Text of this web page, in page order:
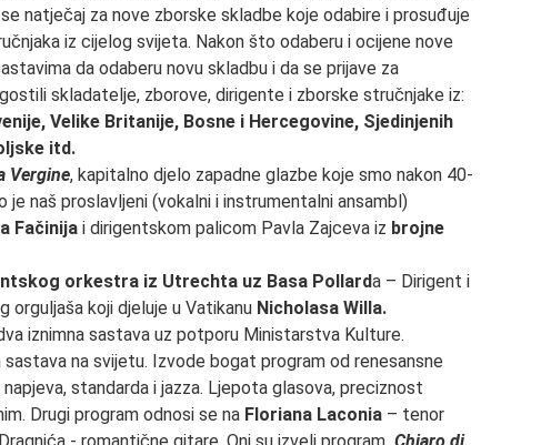
natječaj za nove zborske skladbe koje odabire i prosuđuje
iz cijelog svijeta. Nakon što odaberu i ocijene nove
da odaberu novu skladbu i da se prijave za
skladatelje, zborove, dirigente i zborske stručnjake iz:
Velike Britanije, Bosne i Hercegovine, Sjedinjenih
itd.
Vergine, kapitalno djelo zapadne glazbe koje smo nakon 40-
naš proslavljeni (vokalni i instrumentalni ansambl)
Fačinija i dirigentskom palicom Pavla Zajceva iz brojne
orkestra iz Utrechta uz Basa Pollarda – Dirigent i
orguljaša koji djeluje u Vatikanu Nicholasa Willa.
iznimna sastava uz potporu Ministarstva Kulture.
na svijetu. Izvode bogat program od renesansne
standarda i jazza. Ljepota glasova, preciznost
Drugi program odnosi se na Floriana Laconia – tenor